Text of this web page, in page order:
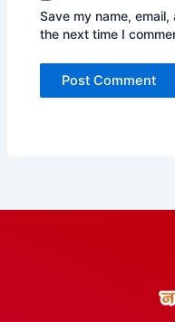
Save my name,
the next time I